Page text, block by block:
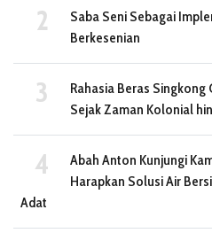
Saba Seni Sebagai
Berkesenian
Rahasia Beras Singkong
Sejak Zaman Kolonial
Abah Anton Kunjungi
Harapkan Solusi Air
Adat